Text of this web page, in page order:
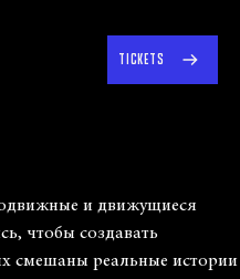
TICKETS
и движущиеся
чтобы создавать
смешаны реальные истории